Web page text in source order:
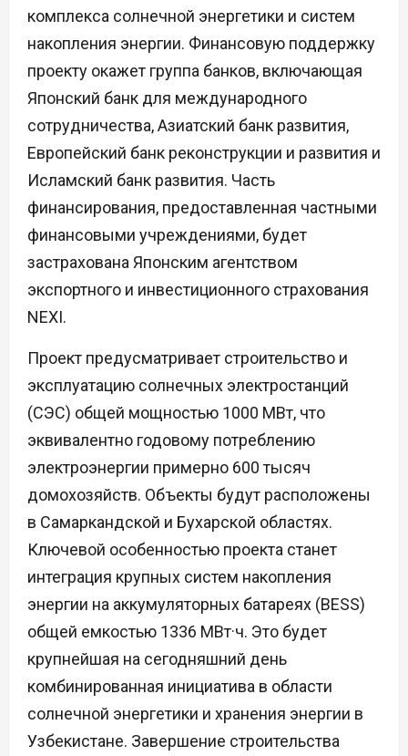
комплекса солнечной энергетики и систем
накопления энергии. Финансовую поддержку
проекту окажет группа банков, включающая
Японский банк для международного
сотрудничества, Азиатский банк развития,
Европейский банк реконструкции и развития и
Исламский банк развития. Часть
финансирования, предоставленная частными
финансовыми учреждениями, будет
застрахована Японским агентством
экспортного и инвестиционного страхования
NEXI.
Проект предусматривает строительство и
эксплуатацию солнечных электростанций
(СЭС) общей мощностью 1000 МВт, что
эквивалентно годовому потреблению
электроэнергии примерно 600 тысяч
домохозяйств. Объекты будут расположены
в Самаркандской и Бухарской областях.
Ключевой особенностью проекта станет
интеграция крупных систем накопления
энергии на аккумуляторных батареях (BESS)
общей емкостью 1336 МВт·ч. Это будет
крупнейшая на сегодняшний день
комбинированная инициатива в области
солнечной энергетики и хранения энергии в
Узбекистане. Завершение строительства